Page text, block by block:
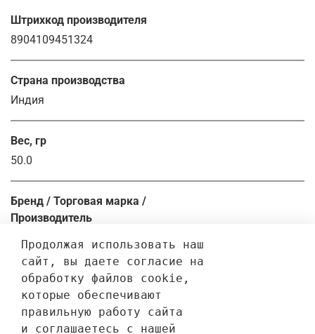
Штрихкод производителя
8904109451324
Страна производства
Индия
Вес, гр
50.0
Бренд / Торговая марка /
Производитель
Patanjali
Отзывы
Отзывов еще никто не оставлял
Продолжая использовать наш
сайт, вы даете согласие на
обработку файлов cookie,
которые обеспечивают
правильную работу сайта
и соглашаетесь с нашей